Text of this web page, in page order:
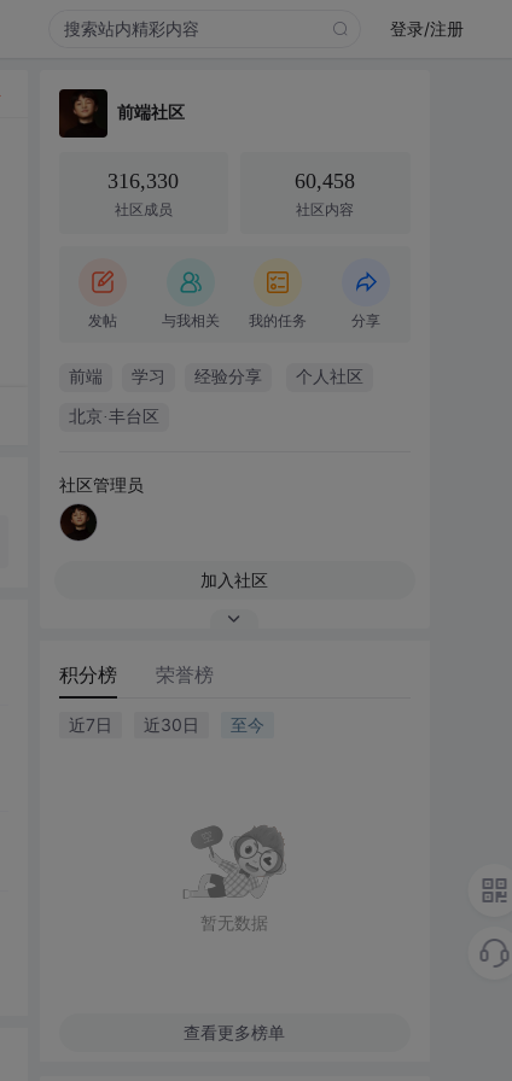
登录/注册
前端社区
316,330
社区成员
60,458
社区内容
发帖 与我相关 我的任务 分享
前端 学习 经验分享 个人社区
北京·丰台区
社区管理员
加入社区
积分榜 荣誉榜
近7日 近30日 至今
暂无数据
查看更多榜单